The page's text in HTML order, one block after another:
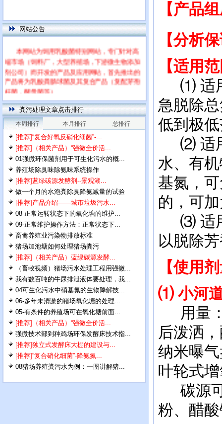
网站公告
本网站为饲用乳酸菌特别网站，专门针对高
端市场（饲料厂，大型养殖场，下游微生物添加
剂公司）而开发的产品及应用网站，首先推出的
产品将为乳酸粪肠球菌及其复合产品（复配芽孢
杆菌，酵母菌等）
全部评论，请点击网友评论框右上角的“更多”
粪污处理文章点击排行
本周排行 本月排行 总排行
[推荐]“复合好氧反硝化细菌”-...
[推荐]（相关产品）“强微全价活...
01强微环保菌剂用于可生化污水的概...
养殖场除臭味除氨味系统操作
[推荐]蓝绿碳源发酵剂--景观湖...
做一个月的水泡粪除臭降氨减量的试验
[推荐]产品介绍——城市垃圾污水...
08-正常运转状态下的氧化塘的维护...
09-正常维护操作方法：正常状态下...
畜禽养殖业污染物排放标准
猪场加池塘如何处理猪场粪污
[推荐]（相关产品）蓝绿碳源发酵...
（畜牧视频）猪场污水处理工程用强微...
我有数百吨的牛尿排泄液体要处理，我...
04可生化污水中硝基氮的生物降解技...
06-多年未清淤的猪场氧化塘的处理...
05-有条件的养殖场可在氧化塘前面...
[推荐]（相关产品）“强微全价活...
强微技术部到种鸡场环保发酵床技术指...
[推荐]独立式发酵床大棚的建设与...
[推荐]“复合硝化细菌”-降氨氮...
08猪场养殖粪污水为例：一图讲解猪...
【产品
【分析
【适用
⑴ 适用
急脱除
低到极
⑵ 适用
水、有
基氮，
的，可
⑶ 适用
以脱除
【使用
⑴ 小河
用量：
后泼洒
纳米曝
叶轮式
碳源可
粉、醋